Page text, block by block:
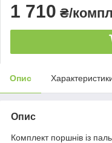
1 710 ₴/
Опис
Опис
Комплект поршнів із